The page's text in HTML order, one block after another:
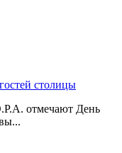
столицы
отмечают День